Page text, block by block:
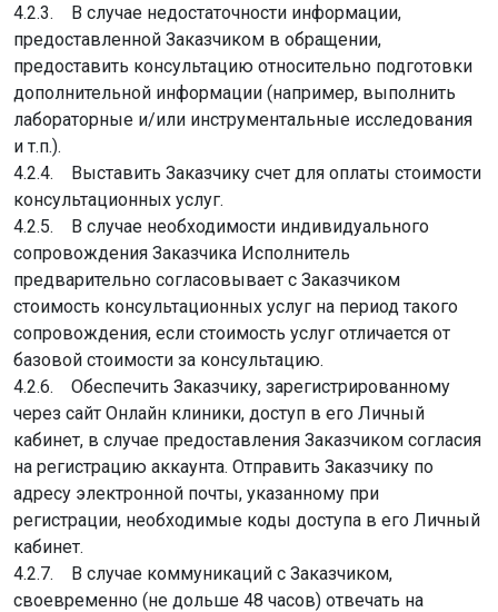
4.2.3. В случае недостаточности информации,
предоставленной Заказчиком в обращении,
предоставить консультацию относительно подготовки
дополнительной информации (например, выполнить
лабораторные и/или инструментальные исследования
и т.п.).
4.2.4. Выставить Заказчику счет для оплаты стоимости
консультационных услуг.
4.2.5. В случае необходимости индивидуального
сопровождения Заказчика Исполнитель
предварительно согласовывает с Заказчиком
стоимость консультационных услуг на период такого
сопровождения, если стоимость услуг отличается от
базовой стоимости за консультацию.
4.2.6. Обеспечить Заказчику, зарегистрированному
через сайт Онлайн клиники, доступ в его Личный
кабинет, в случае предоставления Заказчиком согласия
на регистрацию аккаунта. Отправить Заказчику по
адресу электронной почты, указанному при
регистрации, необходимые коды доступа в его Личный
кабинет.
4.2.7. В случае коммуникаций с Заказчиком,
своевременно (не дольше 48 часов) отвечать на